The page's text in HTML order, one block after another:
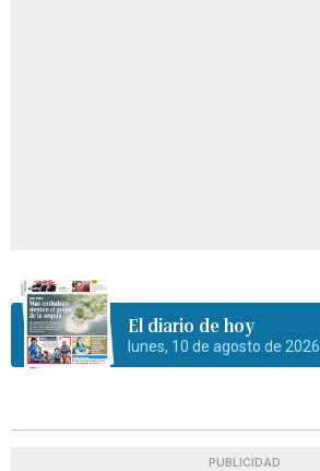
El diario de hoy
lunes, 10 de agosto de 2026
PUBLICIDAD